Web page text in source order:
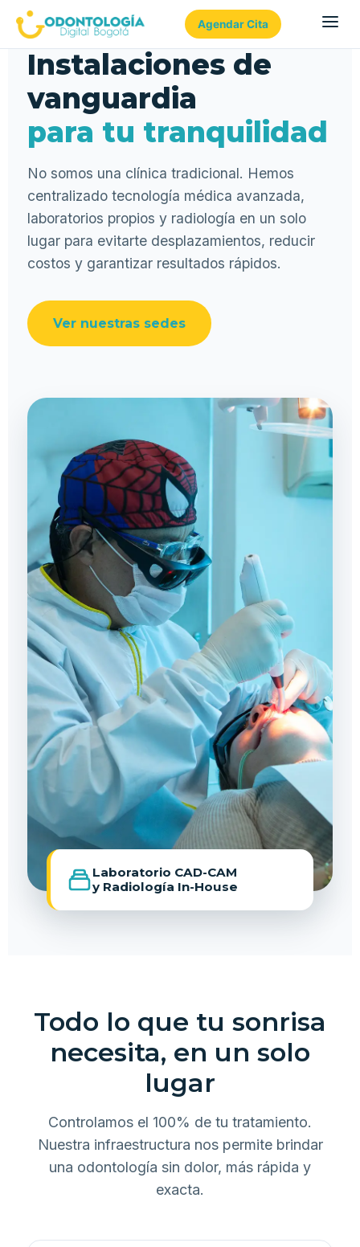
Agendar Cita
Instalaciones de
vanguardia
para tu tranquilidad
No somos una clínica tradicional. Hemos
centralizado tecnología médica avanzada,
laboratorios propios y radiología en un solo
lugar para evitarte desplazamientos, reducir
costos y garantizar resultados rápidos.
Ver nuestras sedes
Laboratorio CAD-CAM
y Radiología In-House
Todo lo que tu sonrisa
necesita, en un solo
lugar
Controlamos el 100% de tu tratamiento.
Nuestra infraestructura nos permite brindar
una odontología sin dolor, más rápida y
exacta.